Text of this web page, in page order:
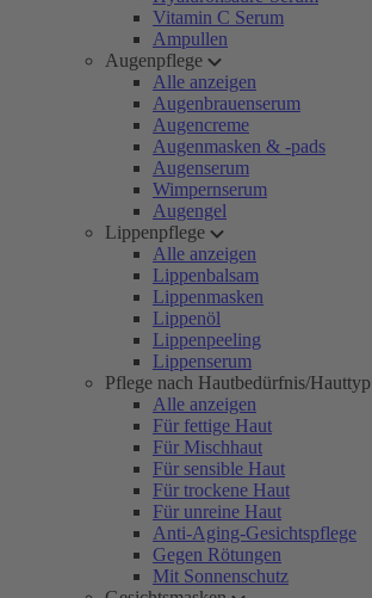
Vitamin C Serum
Ampullen
Augenpflege
Alle anzeigen
Augenbrauenserum
Augencreme
Augenmasken & -pads
Augenserum
Wimpernserum
Augengel
Lippenpflege
Alle anzeigen
Lippenbalsam
Lippenmasken
Lippenöl
Lippenpeeling
Lippenserum
Pflege nach Hautbedürfnis/Hauttyp
Alle anzeigen
Für fettige Haut
Für Mischhaut
Für sensible Haut
Für trockene Haut
Für unreine Haut
Anti-Aging-Gesichtspflege
Gegen Rötungen
Mit Sonnenschutz